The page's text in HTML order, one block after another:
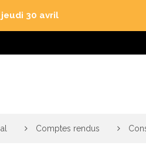
30 avril
Comptes rendus